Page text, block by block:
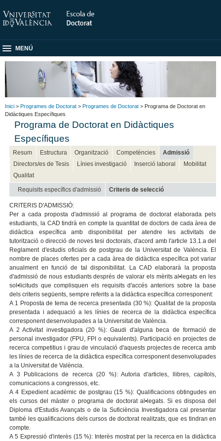
MENÚ
Inici > Programes de Doctorat > Programes de Doctorat > Programa de Doctorat en
Didàctiques Específiques
Programa de Doctorat en Didàctiques
Específiques
Resum Estructura Organització Competències
Admissió
Directors/es de Tesis
Línies investigació Inserció laboral
Mobilitat
Qualitat
Requisits específics d'admissió Criteris de selecció
CRITERIS D'ADMISSIÓ:
Per a cada proposta d'admissió al programa de doctorat elaborada pels
estudiants, la CAD tindrà en compte la quantitat de doctors de cada àrea de
didàctica específica amb disponibilitat per atendre les activitats de
tutorització o direcció de noves tesi doctorals, d'acord amb l'article 13.1.a del
Reglament d'estudis oficials de postgrau de la Universitat de València. El
nombre de places ofertes per a cada àrea de didàctica específica pot variar
anualment en funció de tal disponibilitat. La CAD elaborarà la proposta
d'admissió de nous estudiants després de valorar els mèrits al•legats en les
sol•licituds que complisquen els requisits d'accés anteriors sobre la base
dels criteris següents, sempre referits a la didàctica específica corresponent:
A 1 Proposta de tema de recerca presentada (30 %): Qualitat de la proposta
presentada i adequació a les línies de recerca de la didàctica específica
corresponent desenvolupades a la Universitat de València.
A 2 Activitat investigadora (20 %): Gaudi d'alguna beca de formació de
personal investigador (FPU, FPI o equivalents). Participació en projectes de
recerca competitius i grau de vinculació d'aquests projectes de recerca amb
les línies de recerca de la didàctica específica corresponent desenvolupades
a la Universitat de València.
A 3 Publicacions de recerca (20 %): Autoria d'articles, llibres, capítols,
comunicacions a congressos, etc.
A 4 Expedient acadèmic de postgrau (15 %): Qualificacions obtingudes en
els cursos del màster o programa de doctorat al•legats. Si es disposa del
Diploma d'Estudis Avançats o de la Suficiència Investigadora cal presentar
també les qualificacions dels cursos de doctorat realitzats, que es tindran en
compte.
A 5 Expressió d'interès (15 %): Interès mostrat per la recerca en la didàctica